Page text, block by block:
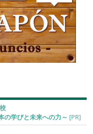
の学びと未来への力～ [PR]